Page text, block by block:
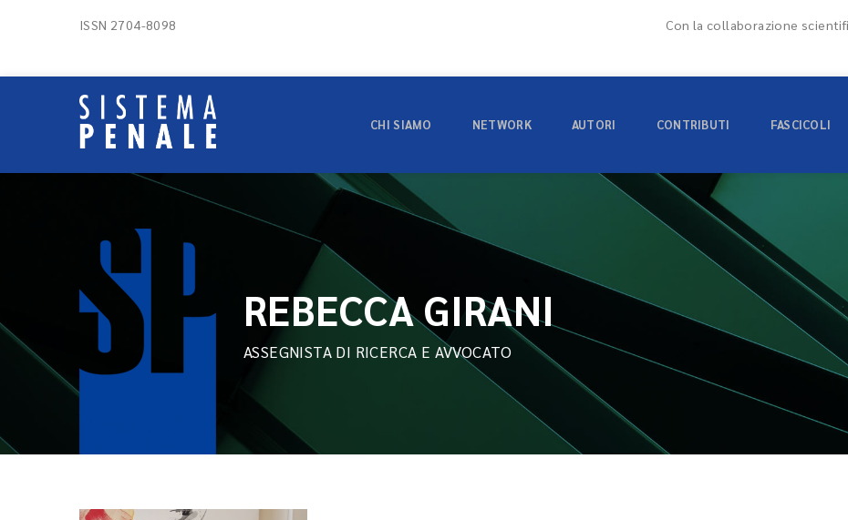
ISSN 2704-8098 Con la collaborazione
CHI SIAMO NETWORK AUTORI CONTRIBUTI FASCICOLI
REBECCA GIRANI
ASSEGNISTA DI RICERCA E AVVOCATO